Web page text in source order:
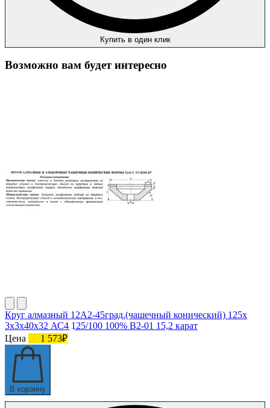
Купить в один клик
Возможно вам будет интересно
Круг алмазный 12А2-45град.(чашечный конический) 125х
3х3х40х32 АС4 125/100 100% В2-01 15,2 карат
Цена
1 573₽
В корзину